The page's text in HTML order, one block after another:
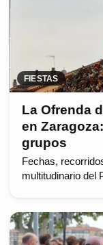
FIESTAS
La Ofrenda
en
grupos
Fechas,
multitudinario del